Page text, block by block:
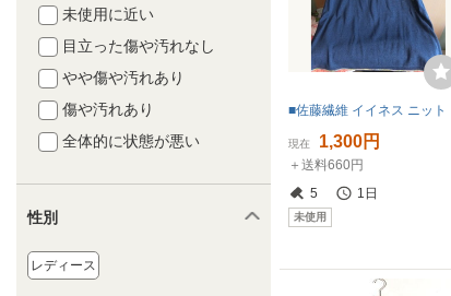
未使用に近い
目立った傷や汚れなし
やや傷や汚れあり
傷や汚れあり
全体的に状態が悪い
性別
レディース
■佐藤繊維 イイネス ニット
現在 1,300円
＋送料660円
5
1日
未使用